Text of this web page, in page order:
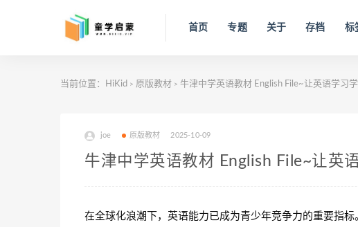
首页 专题 关于 存档 标
当前位置： HiKid > 原版教材 > 牛津中学英语教材 English File~让英语学习
joe 原版教材 2025-10-09
牛津中学英语教材 English File~让英
在全球化浪潮下，英语能力已成为青少年竞争力的重要指